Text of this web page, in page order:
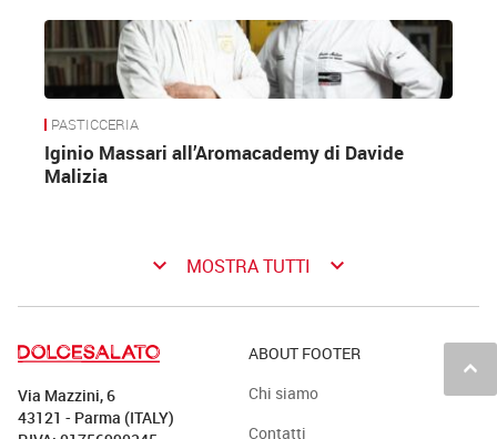
PASTICCERIA
Iginio Massari all’Aromacademy di Davide
Malizia
keyboard_arrow_down MOSTRA TUTTI keyboard_arrow_down
keyboard_arrow_up
Via Mazzini, 6
43121 - Parma (ITALY)
ABOUT FOOTER
Chi siamo
Contatti